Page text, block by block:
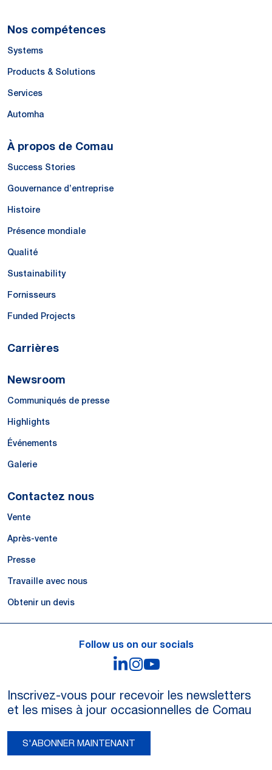
Nos compétences
Systems
Products & Solutions
Services
Automha
À propos de Comau
Success Stories
Gouvernance d’entreprise
Histoire
Présence mondiale
Qualité
Sustainability
Fornisseurs
Funded Projects
Carrières
Newsroom
Communiqués de presse
Highlights
Événements
Galerie
Contactez nous
Vente
Après-vente
Presse
Travaille avec nous
Obtenir un devis
Follow us on our socials
LinkedIn
Instagram
Inscrivez-vous pour recevoir les newsletters
et les mises à jour occasionnelles de Comau
S'ABONNER MAINTENANT